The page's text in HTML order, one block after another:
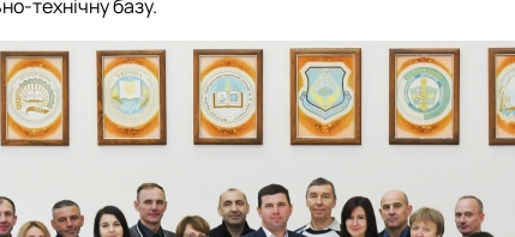
технічну базу.